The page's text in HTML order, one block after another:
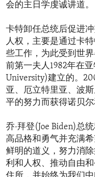
会的主日学虔诚讲道。
卡特卸任总统后促进
人权，主要是通过卡
些工作，为此受到世
前第一夫人1982年在
University)建立的。
亚、厄立特里亚、波
平的努力而获得诺贝尔
乔·拜登(Joe Biden)总
高品格和勇气并充满
鲜明的道义，努力消
利和人权、推动自由